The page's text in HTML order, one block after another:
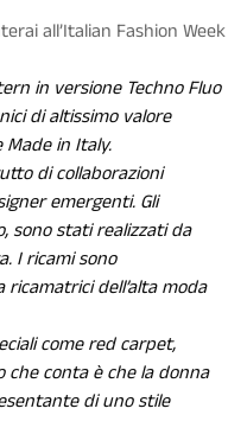
all’Italian Fashion Week
in versione Techno Fluo
di altissimo valore
in Italy.
di collaborazioni
emergenti. Gli
sono stati realizzati da
I ricami sono
dell’alta moda
come red carpet,
che conta è che la donna
di uno stile